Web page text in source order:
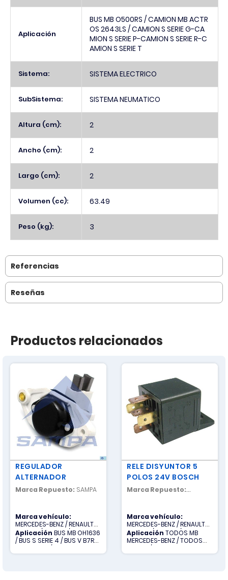
Aplicación
BUS MB O500RS / CAMION MB ACTR
OS 2643LS / CAMION S SERIE G-CA
MION S SERIE P-CAMION S SERIE R-C
AMION S SERIE T
Sistema: SISTEMA ELECTRICO
SubSistema: SISTEMA NEUMATICO
Altura (cm): 2
Ancho (cm): 2
Largo (cm): 2
Volumen (cc): 63.49
Peso (kg): 3
Referencias
Reseñas
Productos relacionados
REGULADOR
ALTERNADOR
Marca Repuesto: SAMPA
Marca vehículo:
MERCEDES-BENZ / RENAULT
TRUCKS / SCANIA / VOLVO
Aplicación BUS MB OH1636
/ BUS S SERIE 4 / BUS V B7R-
BUS V B12M / CAMION R
PREMIUM
RELE DISYUNTOR 5
POLOS 24V BOSCH
Marca Repuesto:
Marca vehículo:
MERCEDES-BENZ / RENAULT
TRUCKS / SCANIA / TODOS
OTROS / VOLVO
Aplicación TODOS MB
MERCEDES-BENZ / TODOS
OTROS / TODOS R RENAULT
TRUCKS / TODOS S SCANIA /